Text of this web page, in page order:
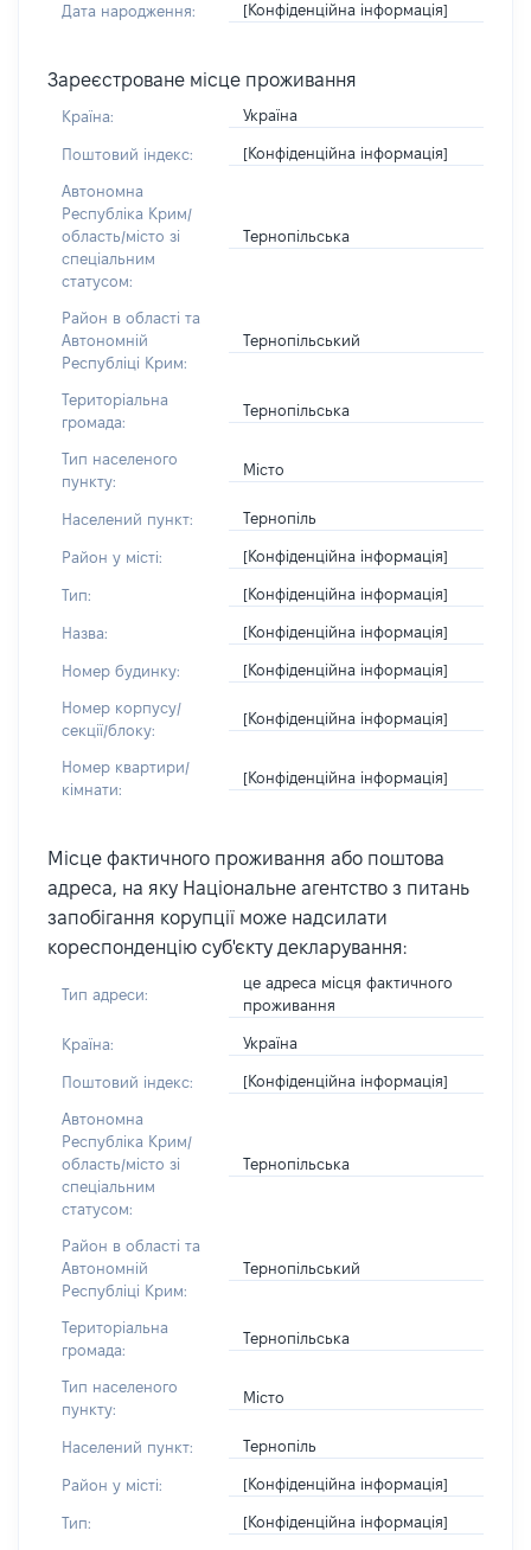
Дата народження: [Конфіденційна інформація]
Зареєстроване місце проживання
Країна: Україна
Поштовий індекс: [Конфіденційна інформація]
Автономна
Республіка Крим/
область/місто зі
спеціальним
статусом:
Тернопільська
Район в області та
Автономній
Республіці Крим:
Тернопільський
Територіальна
громада:
Тернопільська
Тип населеного
пункту:
Місто
Населений пункт: Тернопіль
Район у місті: [Конфіденційна інформація]
Тип: [Конфіденційна інформація]
Назва: [Конфіденційна інформація]
Номер будинку: [Конфіденційна інформація]
Номер корпусу/
секції/блоку:
[Конфіденційна інформація]
Номер квартири/
кімнати:
[Конфіденційна інформація]
Місце фактичного проживання або поштова
адреса, на яку Національне агентство з питань
запобігання корупції може надсилати
кореспонденцію суб'єкту декларування:
Тип адреси:
це адреса місця фактичного
проживання
Країна: Україна
Поштовий індекс: [Конфіденційна інформація]
Автономна
Республіка Крим/
область/місто зі
спеціальним
статусом:
Тернопільська
Район в області та
Автономній
Республіці Крим:
Тернопільський
Територіальна
громада:
Тернопільська
Тип населеного
пункту:
Місто
Населений пункт: Тернопіль
Район у місті: [Конфіденційна інформація]
Тип: [Конфіденційна інформація]